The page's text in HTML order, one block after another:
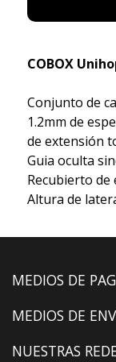
COBOX
Conjunto de
1.2mm de
de extensión
Guia oculta
Recubierto de
Altura de
MEDIOS DE
MEDIOS DE
NUESTRAS